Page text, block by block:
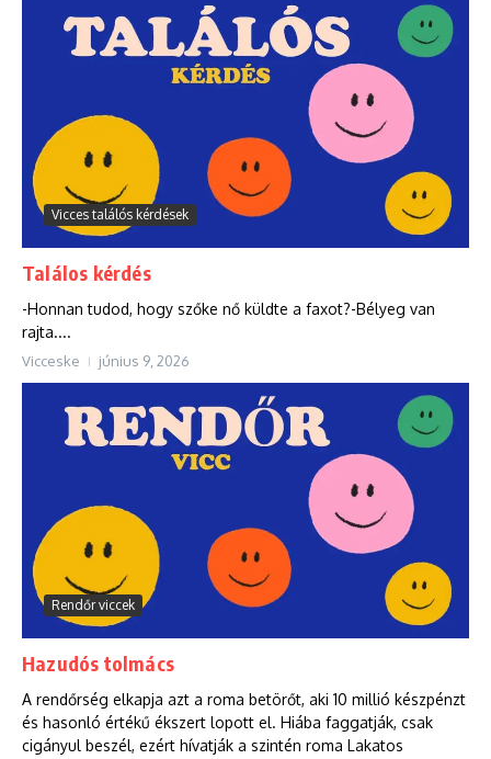
Vicces találós kérdések
Találos kérdés
-Honnan tudod, hogy szőke nő küldte a faxot?-Bélyeg van
rajta....
Vicceske június 9, 2026
Rendőr viccek
Hazudós tolmács
A rendőrség elkapja azt a roma betörőt, aki 10 millió készpénzt
és hasonló értékű ékszert lopott el. Hiába faggatják, csak
cigányul beszél, ezért hívatják a szintén roma Lakatos